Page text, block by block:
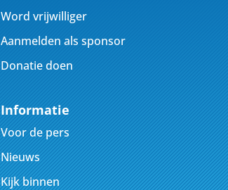
Word vrijwilliger
Aanmelden als sponsor
Donatie doen
Informatie
Voor de pers
Nieuws
Kijk binnen